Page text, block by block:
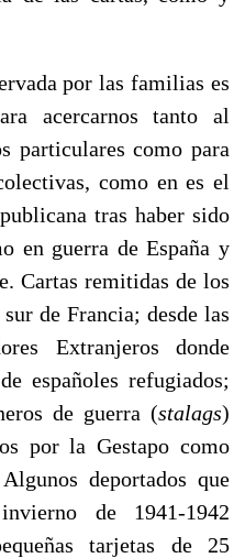
por las familias es
acercarnos tanto al
particulares como para
como en es el
tras haber sido
en guerra de España y
Cartas remitidas de los
de Francia; desde las
Extranjeros donde
españoles refugiados;
de guerra (stalags)
por la Gestapo como
deportados que
de 1941-1942
tarjetas de 25